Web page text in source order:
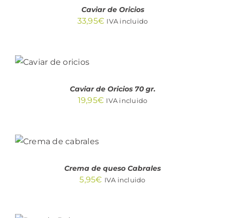
Caviar de Oricios
33,95€ IVA incluido
CARRITO
Caviar de Oricios 70 gr.
19,95€ IVA incluido
CARRITO
Crema de queso Cabrales
5,95€ IVA incluido